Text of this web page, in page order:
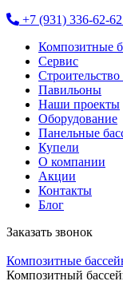
+7 (931) 336-62-62
Композитные
Cервис
Строительство
Павильоны
Наши проекты
Оборудование
Панельные
Купели
О компании
Акции
Контакты
Блог
Заказать звонок
Композитные
Композитный